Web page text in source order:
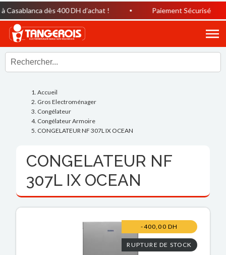
dès 400 DH d’achat ! Paiement Sécurisé
Accueil
Gros Electroménager
Congélateur
Congélateur Armoire
CONGELATEUR NF 307L IX OCEAN
CONGELATEUR NF
307L IX OCEAN
-400,00 DH
RUPTURE DE STOCK